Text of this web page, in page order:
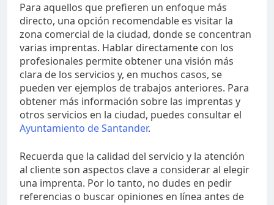
Para aquellos que prefieren un enfoque más
directo, una opción recomendable es visitar la
zona comercial de la ciudad, donde se concentran
varias imprentas. Hablar directamente con los
profesionales permite obtener una visión más
clara de los servicios y, en muchos casos, se
pueden ver ejemplos de trabajos anteriores. Para
obtener más información sobre las imprentas y
otros servicios en la ciudad, puedes consultar el
Ayuntamiento de Santander.
Recuerda que la calidad del servicio y la atención
al cliente son aspectos clave a considerar al elegir
una imprenta. Por lo tanto, no dudes en pedir
referencias o buscar opiniones en línea antes de